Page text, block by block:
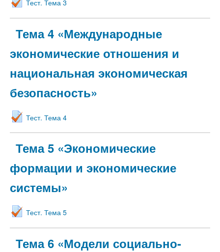
Тест. Тема 3
Тема 4 «Международные
экономические отношения и
национальная экономическая
безопасность»
Тест. Тема 4
Тема 5 «Экономические
формации и экономические
системы»
Тест. Тема 5
Тема 6 «Модели социально-